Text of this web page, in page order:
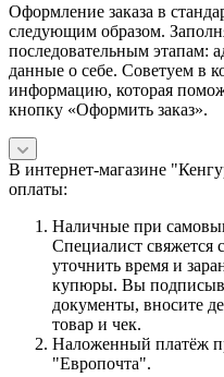
Оформление заказа в
следующим образом.
последовательным этапам:
данные о себе. Советуем в
информацию, которая
кнопку «Оформить заказ».
В интернет-магазине
оплаты:
Наличные при
Специалист свяжется
уточнить время и
купюры. Вы
документы, вносите
товар и чек.
Наложенный платёж
"Европочта".